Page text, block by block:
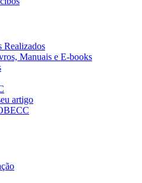
Realizados
Manuais e E-books
artigo